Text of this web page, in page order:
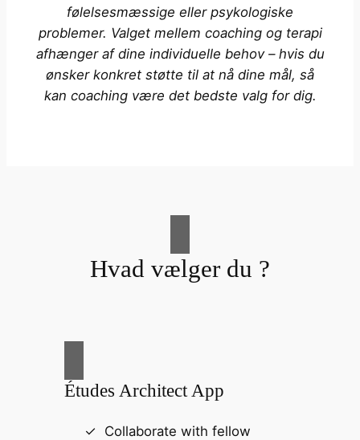
følelsesmæssige eller psykologiske
problemer. Valget mellem coaching og terapi
afhænger af dine individuelle behov – hvis du
ønsker konkret støtte til at nå dine mål, så
kan coaching være det bedste valg for dig.
Hvad vælger du ?
Études Architect App
Collaborate with fellow